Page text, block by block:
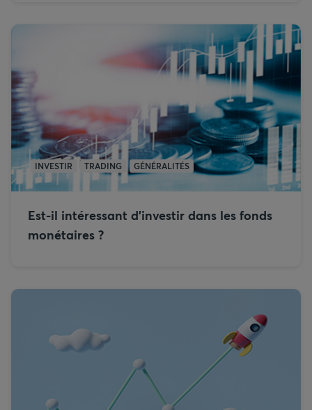
INVESTIR TRADING GÉNÉRALITÉS
Est-il intéressant d’investir dans les fonds
monétaires ?